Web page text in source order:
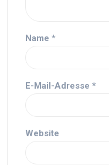
Name *
E-Mail-Adresse *
Website